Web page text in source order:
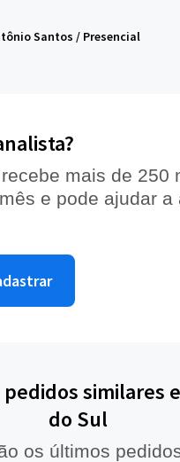
Santos / Presencial
mais de 250
e pode ajudar a
similares
do Sul
os últimos